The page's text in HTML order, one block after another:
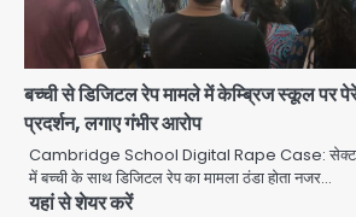
बच्ची से डिजिटल रेप मामले में केम्ब्रिज स्कूल पर
प्रदर्शन, लगाए गंभीर आरोप
Cambridge School Digital Rape Case: सेक्टर
में बच्ची के साथ डिजिटल रेप का मामला ठंडा होता नजर…
यहां से शेयर करें
रोहित चौधरी गैंग का
से गिरफ्तार
Team JHJ